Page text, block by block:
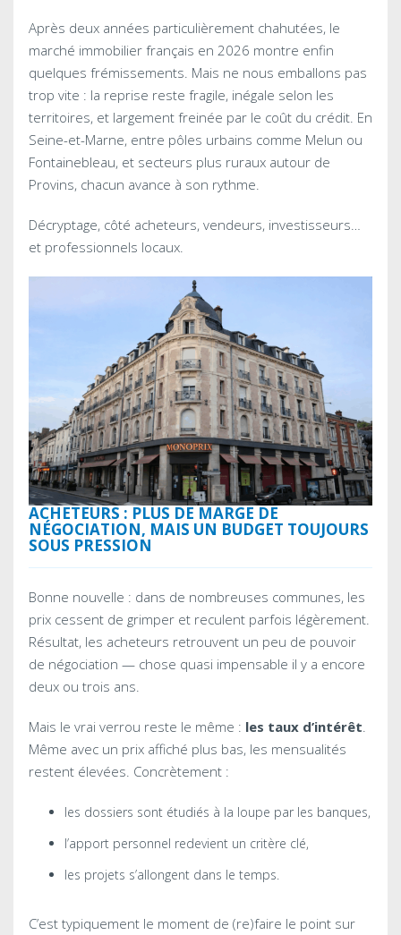
Après deux années particulièrement chahutées, le
marché immobilier français en 2026 montre enfin
quelques frémissements. Mais ne nous emballons pas
trop vite : la reprise reste fragile, inégale selon les
territoires, et largement freinée par le coût du crédit. En
Seine-et-Marne, entre pôles urbains comme Melun ou
Fontainebleau, et secteurs plus ruraux autour de
Provins, chacun avance à son rythme.
Décryptage, côté acheteurs, vendeurs, investisseurs…
et professionnels locaux.
ACHETEURS : PLUS DE MARGE DE
NÉGOCIATION, MAIS UN BUDGET TOUJOURS
SOUS PRESSION
Bonne nouvelle : dans de nombreuses communes, les
prix cessent de grimper et reculent parfois légèrement.
Résultat, les acheteurs retrouvent un peu de pouvoir
de négociation — chose quasi impensable il y a encore
deux ou trois ans.
Mais le vrai verrou reste le même : les taux d’intérêt
Même avec un prix affiché plus bas, les mensualités
restent élevées. Concrètement :
les dossiers sont étudiés à la loupe par les banques,
l’apport personnel redevient un critère clé,
les projets s’allongent dans le temps.
C’est typiquement le moment de (re)faire le point sur